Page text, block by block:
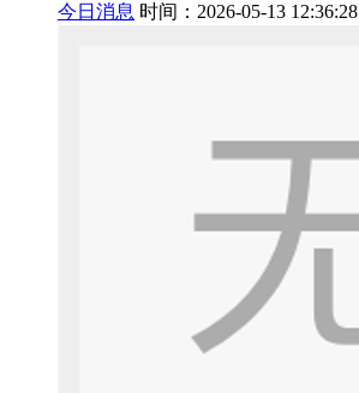
今日消息 时间：2026-05-13 12:36:28